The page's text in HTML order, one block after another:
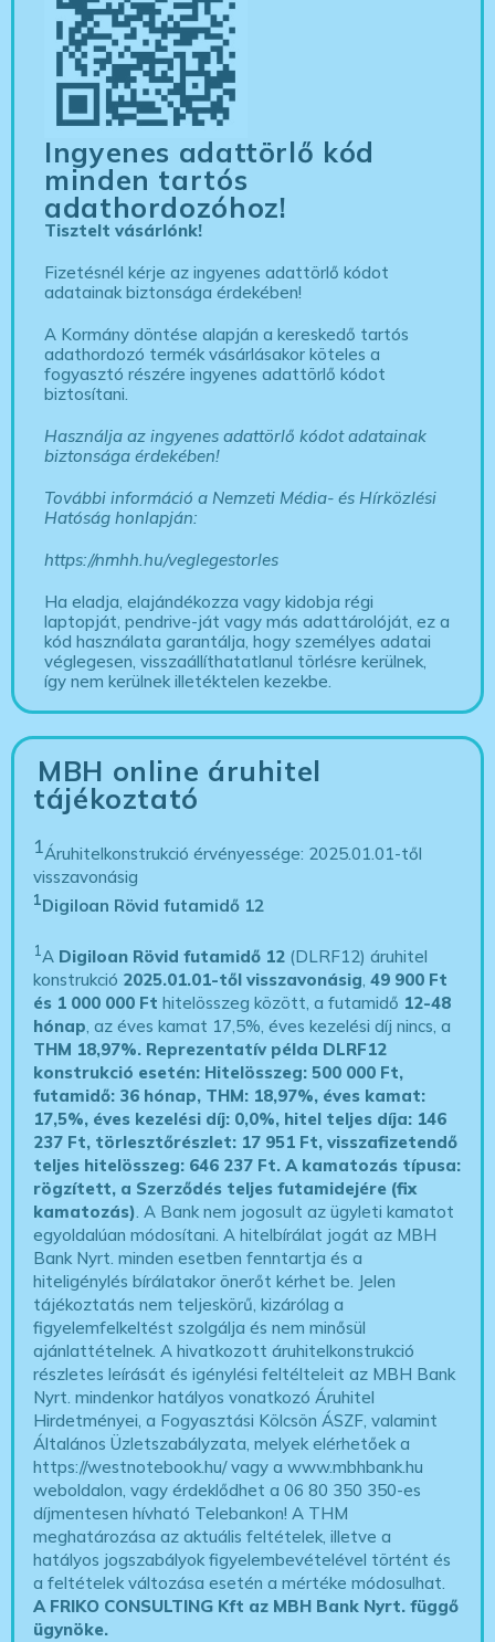
Ingyenes adattörlő kód
minden tartós
adathordozóhoz!
Tisztelt vásárlónk!
Fizetésnél kérje az ingyenes adattörlő kódot
adatainak biztonsága érdekében!
A Kormány döntése alapján a kereskedő tartós
adathordozó termék vásárlásakor köteles a
fogyasztó részére ingyenes adattörlő kódot
biztosítani.
Használja az ingyenes adattörlő kódot adatainak
biztonsága érdekében!
További információ a Nemzeti Média- és Hírközlési
Hatóság honlapján:
https://nmhh.hu/veglegestorles
Ha eladja, elajándékozza vagy kidobja régi
laptopját, pendrive-ját vagy más adattárolóját, ez a
kód használata garantálja, hogy személyes adatai
véglegesen, visszaállíthatatlanul törlésre kerülnek,
így nem kerülnek illetéktelen kezekbe.
MBH online áruhitel
tájékoztató
1Áruhitelkonstrukció érvényessége: 2025.01.01-től
visszavonásig
1Digiloan Rövid futamidő 12
1A Digiloan Rövid futamidő 12 (DLRF12) áruhitel
konstrukció 2025.01.01-től visszavonásig,49 900 Ft
és 1 000 000 Ft hitelösszeg között, a futamidő 12-48
hónap, az éves kamat 17,5%, éves kezelési díj nincs, a
THM 18,97%. Reprezentatív példa DLRF12
konstrukció esetén: Hitelösszeg: 500 000 Ft,
futamidő: 36 hónap, THM: 18,97%, éves kamat:
17,5%, éves kezelési díj: 0,0%, hitel teljes díja: 146
237 Ft, törlesztőrészlet: 17 951 Ft, visszafizetendő
teljes hitelösszeg: 646 237 Ft.A kamatozás típusa:
rögzített, a Szerződés teljes futamidejére (fix
kamatozás). A Bank nem jogosult az ügyleti kamatot
egyoldalúan módosítani. A hitelbírálat jogát az MBH
Bank Nyrt. minden esetben fenntartja és a
hiteligénylés bírálatakor önerőt kérhet be. Jelen
tájékoztatás nem teljeskörű, kizárólag a
figyelemfelkeltést szolgálja és nem minősül
ajánlattételnek. A hivatkozott áruhitelkonstrukció
részletes leírását és igénylési feltélteleit az MBH Bank
Nyrt. mindenkor hatályos vonatkozó Áruhitel
Hirdetményei, a Fogyasztási Kölcsön ÁSZF, valamint
Általános Üzletszabályzata, melyek elérhetőek a
https://westnotebook.hu/vagy a www.mbhbank.hu
weboldalon, vagy érdeklődhet a 06 80 350 350-es
díjmentesen hívható Telebankon! A THM
meghatározása az aktuális feltételek, illetve a
hatályos jogszabályok figyelembevételével történt és
a feltételek változása esetén a mértéke módosulhat.
A FRIKO CONSULTING Kft az MBH Bank Nyrt. függő
ügynöke.